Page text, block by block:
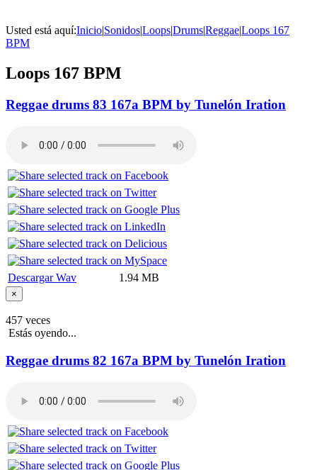
Usted está aquí:Inicio|Sonidos|Loops|Drums|Reggae|Loops 167
BPM
Loops 167 BPM
Reggae drums 83 167a BPM by Tunelón Iration
Descargar Wav 1.94 MB
×
457 veces
Estás oyendo...
Reggae drums 82 167a BPM by Tunelón Iration